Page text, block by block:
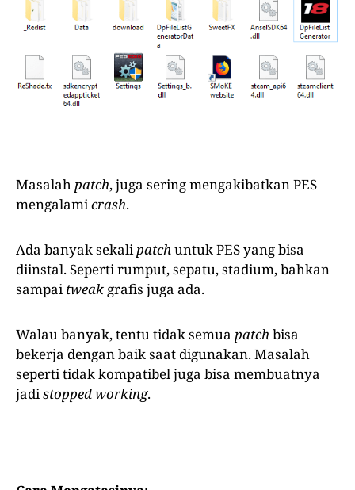
Masalah patch, juga sering mengakibatkan PES
mengalami crash.
Ada banyak sekali patchuntuk PES yang bisa
diinstal. Seperti rumput, sepatu, stadium, bahkan
sampai tweak grafis juga ada.
Walau banyak, tentu tidak semua patchbisa
bekerja dengan baik saat digunakan. Masalah
seperti tidak kompatibel juga bisa membuatnya
jadi stopped working.